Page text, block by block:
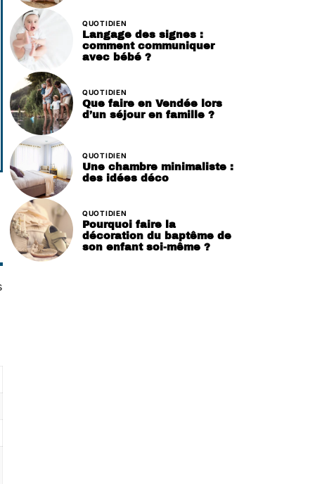
QUOTIDIEN
Langage des signes :
comment communiquer
avec bébé ?
QUOTIDIEN
Que faire en Vendée lors
d’un séjour en famille ?
QUOTIDIEN
Une chambre minimaliste :
des idées déco
QUOTIDIEN
Pourquoi faire la
décoration du baptême de
son enfant soi-même ?